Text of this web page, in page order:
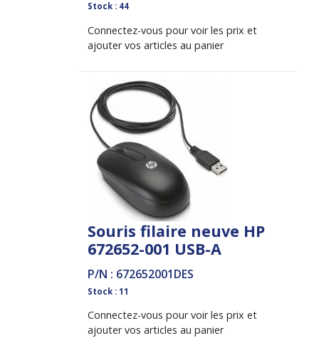
Stock : 44
Connectez-vous pour voir les prix et
ajouter vos articles au panier
Souris filaire neuve HP
672652-001 USB-A
P/N : 672652001DES
Stock : 11
Connectez-vous pour voir les prix et
ajouter vos articles au panier